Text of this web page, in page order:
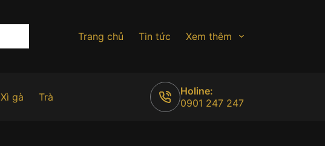
Trang chủ Tin tức Xem thêm
Xì gà Trà
Holine:
0901 247 247